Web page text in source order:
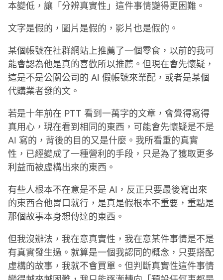
本變低，讓「分辨真實性」這件事情變得更困難。
文字是假的，圖片是假的，影片也是假的。
某個帳號在社群網站上推薦了一個零食，以前的我可
能會認為他是真的喜歡所以推薦。但現在會先懷疑，
這是不是公關公司的 AI 假帳號來業配，或者是某個
代購業者發的文。
若是十年前在 PTT 看到一萬字的文章，會覺得寫得
真用心，現在看到相同的東西，可能會先懷疑是不是
AI 寫的，背後的目的又是什麼。我所看重的真實
性，已經變成了一種營利的手段，只是為了獲取更多
利益而被虛構出來的東西。
有些人根本不在意是不是 AI，反正只要最後寫出來
的東西合他胃口就行，是真是假根本不重要，重點是
那個故事本身想傳達的東西。
但我沒辦法，我在意真實性，我在意某件事情是不是
有真實發生過。就算是一個我認同的概念，只要搭配
虛構的故事，我就不會買單。但判斷真實性這件事情